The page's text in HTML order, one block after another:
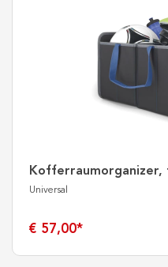
Kofferraumorganizer,
Universal
€ 57,00*